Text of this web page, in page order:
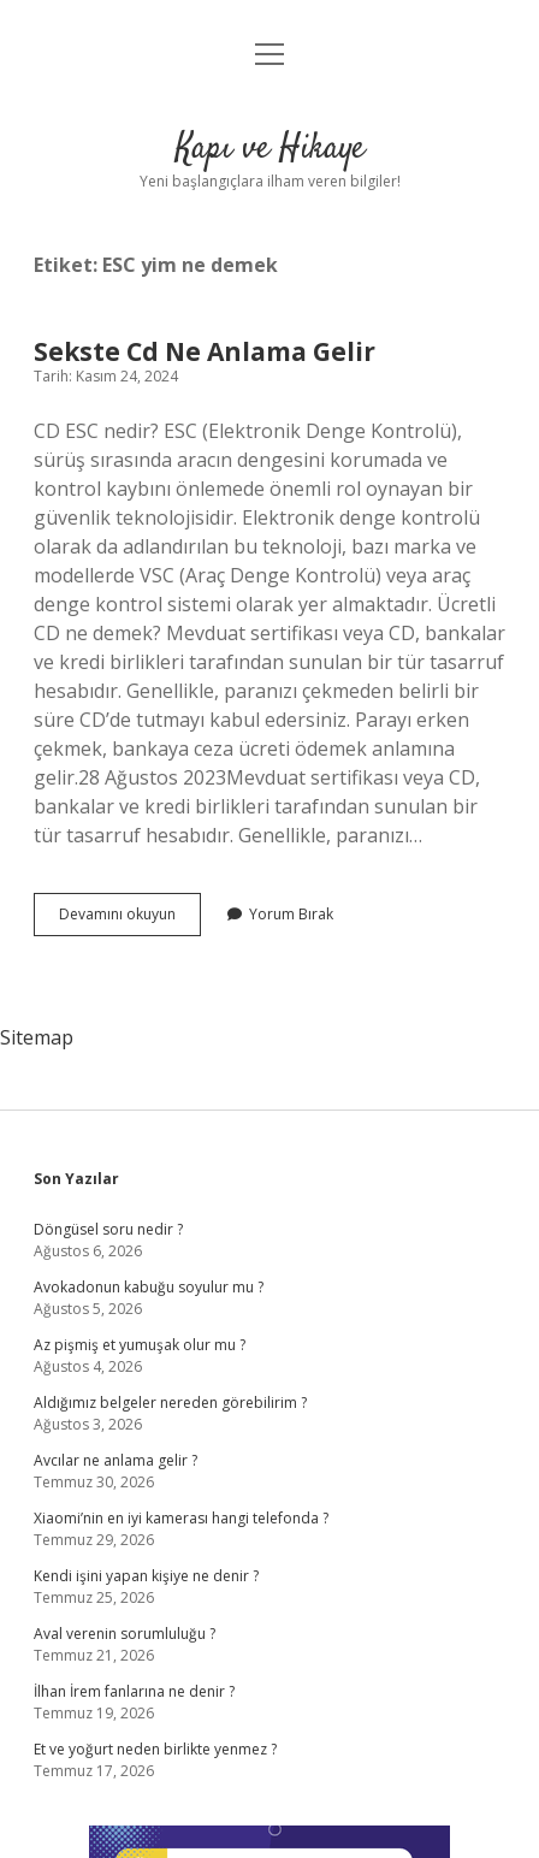
Anasayfa
Yasal Uyarı
menüyü
Kapı ve Hikaye
Yeni başlangıçlara ilham veren bilgiler!
Etiket: ESC yim ne demek
Sekste Cd Ne Anlama Gelir
Tarih: Kasım 24, 2024
CD ESC nedir? ESC (Elektronik Denge Kontrolü),
sürüş sırasında aracın dengesini korumada ve
kontrol kaybını önlemede önemli rol oynayan bir
güvenlik teknolojisidir. Elektronik denge kontrolü
olarak da adlandırılan bu teknoloji, bazı marka ve
modellerde VSC (Araç Denge Kontrolü) veya araç
denge kontrol sistemi olarak yer almaktadır. Ücretli
CD ne demek? Mevduat sertifikası veya CD, bankalar
ve kredi birlikleri tarafından sunulan bir tür tasarruf
hesabıdır. Genellikle, paranızı çekmeden belirli bir
süre CD’de tutmayı kabul edersiniz. Parayı erken
çekmek, bankaya ceza ücreti ödemek anlamına
gelir.28 Ağustos 2023Mevduat sertifikası veya CD,
bankalar ve kredi birlikleri tarafından sunulan bir
tür tasarruf hesabıdır. Genellikle, paranızı…
Devamını okuyun
Cd
Yorum Bırak
Sitemap
Sidebar
Son Yazılar
Döngüsel soru nedir ?
Ağustos 6, 2026
Avokadonun kabuğu soyulur mu ?
Ağustos 5, 2026
Az pişmiş et yumuşak olur mu ?
Ağustos 4, 2026
Aldığımız belgeler nereden görebilirim ?
Ağustos 3, 2026
Avcılar ne anlama gelir ?
Temmuz 30, 2026
Xiaomi’nin en iyi kamerası hangi telefonda ?
Temmuz 29, 2026
Kendi işini yapan kişiye ne denir ?
Temmuz 25, 2026
Aval verenin sorumluluğu ?
Temmuz 21, 2026
İlhan İrem fanlarına ne denir ?
Temmuz 19, 2026
Et ve yoğurt neden birlikte yenmez ?
Temmuz 17, 2026